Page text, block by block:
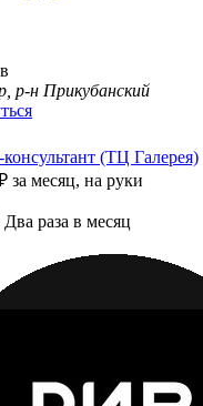
р-н Прикубанский
(ТЦ Галерея)
за месяц, на руки
раза в месяц